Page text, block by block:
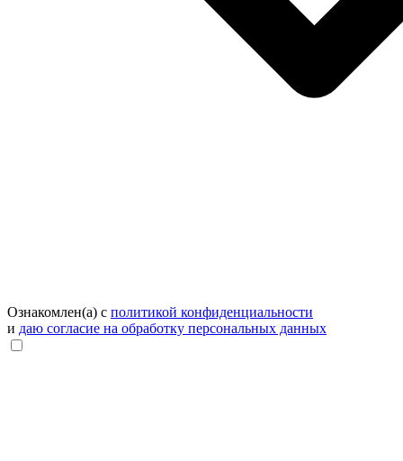
Ознакомлен(а) с политикой конфиденциальности
и даю согласие на обработку персональных данных